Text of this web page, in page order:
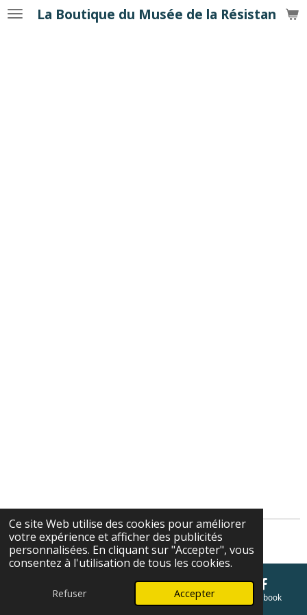
Ce site Web utilise des cookies pour améliorer
votre expérience et afficher des publicités
personnalisées. En cliquant sur "Accepter", vous
consentez à l'utilisation de tous les cookies.
Refuser Accepter
PasserLa Boutique du Musée de la Résistance
Cgv
E-mail Carte Facebook